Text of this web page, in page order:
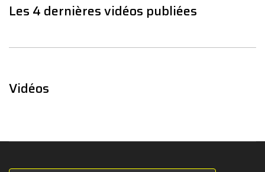
Les 4 dernières vidéos publiées
Vidéos